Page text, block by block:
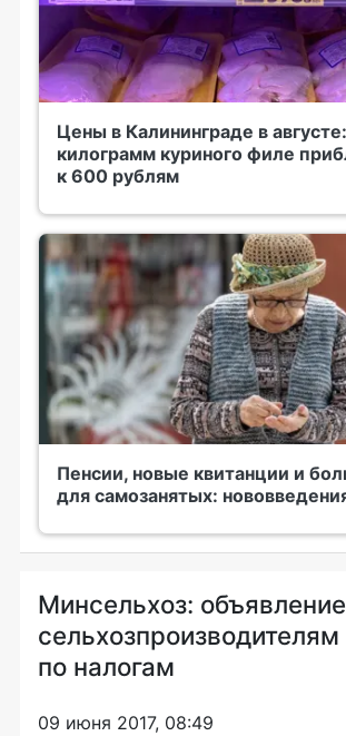
Цены в Калининграде в августе:
килограмм куриного филе
к 600 рублям
Пенсии, новые квитанции и
для самозанятых:
Минсельхоз:
сельхозпроизводителям
по налогам
09 июня 2017, 08:49